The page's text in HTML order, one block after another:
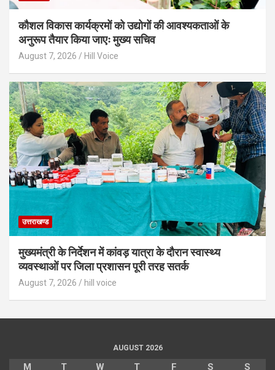
कौशल विकास कार्यक्रमों को उद्योगों की आवश्यकताओं के
अनुरूप तैयार किया जाएः मुख्य सचिव
August 7, 2026 Hill Voice
उत्तराखण्ड
मुख्यमंत्री के निर्देशन में कांवड़ यात्रा के दौरान स्वास्थ्य
व्यवस्थाओं पर जिला प्रशासन पूरी तरह सतर्क
August 7, 2026 hill voice
AUGUST 2026
M T W T F S
S